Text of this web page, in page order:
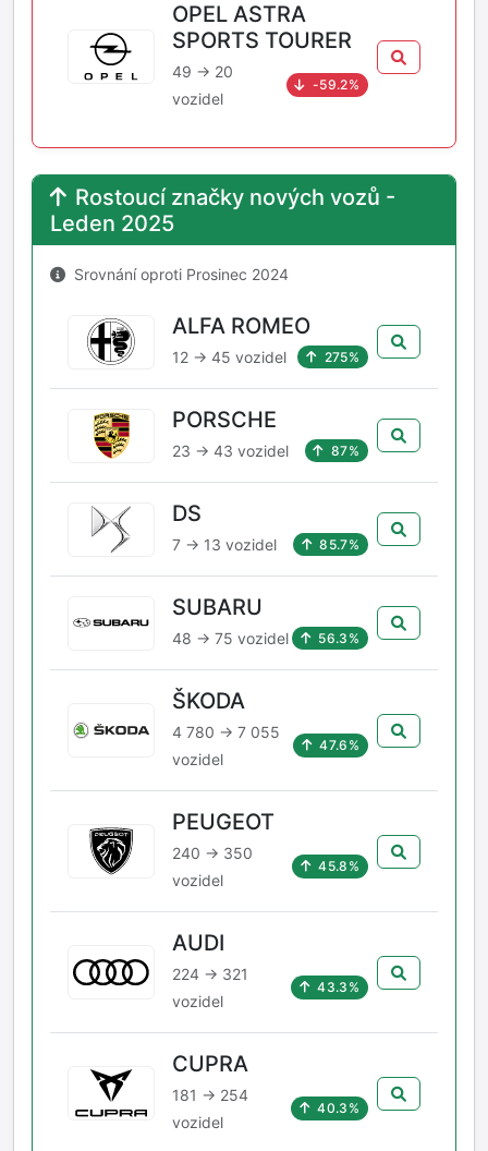
OPEL ASTRA
SPORTS TOURER
49 → 20
vozidel
-59.2%
Rostoucí značky nových vozů -
Leden 2025
Srovnání oproti Prosinec 2024
ALFA ROMEO
12 → 45 vozidel 275%
PORSCHE
23 → 43 vozidel 87%
DS
7 → 13 vozidel 85.7%
SUBARU
48 → 75 vozidel 56.3%
ŠKODA
4 780 → 7 055
vozidel
47.6%
PEUGEOT
240 → 350
vozidel
45.8%
AUDI
224 → 321
vozidel
43.3%
CUPRA
181 → 254
vozidel
40.3%